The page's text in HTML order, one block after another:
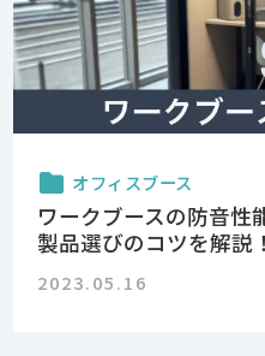
オフィスブース
ワークブースの防音性
製品選びのコツを解説！
2023.05.16